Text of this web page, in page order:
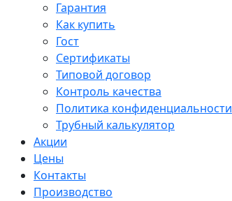
Гарантия
Как купить
Гост
Сертификаты
Типовой договор
Контроль качества
Политика конфиденциальности
Трубный калькулятор
Акции
Цены
Контакты
Производство